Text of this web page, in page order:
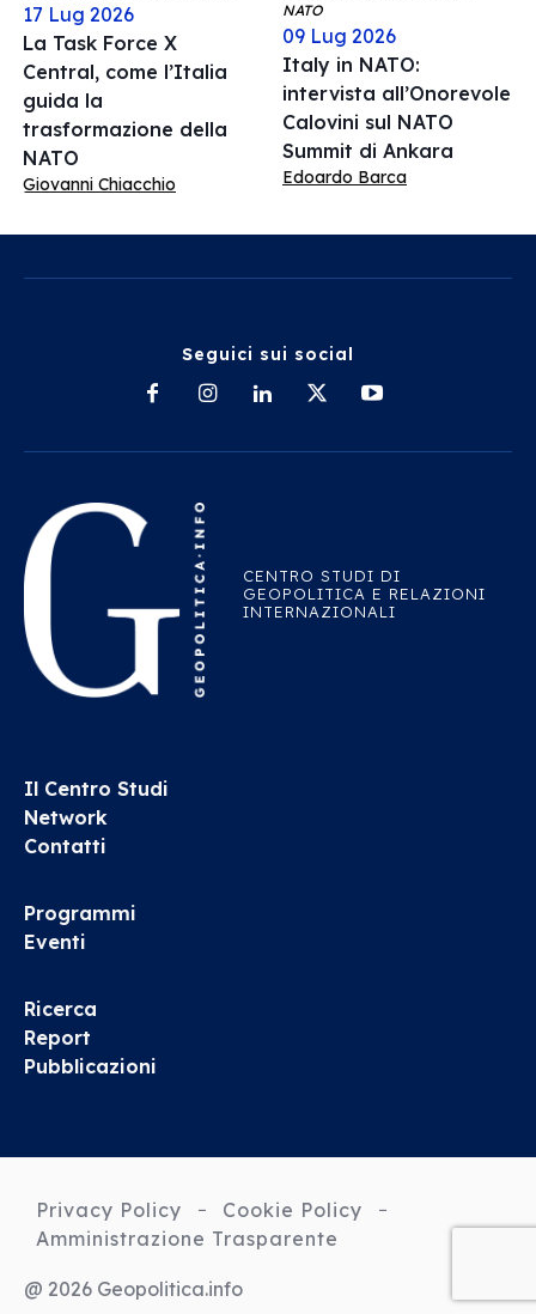
17 Lug 2026
La Task Force X
Central, come l’Italia
guida la
trasformazione della
NATO
Giovanni Chiacchio
NATO
09 Lug 2026
Italy in NATO:
intervista all’Onorevole
Calovini sul NATO
Summit di Ankara
Edoardo Barca
Seguici sui social
CENTRO STUDI DI
GEOPOLITICA E RELAZIONI
INTERNAZIONALI
Il Centro Studi
Network
Contatti
Programmi
Eventi
Ricerca
Report
Pubblicazioni
Privacy Policy
Cookie Policy
Amministrazione Trasparente
@ 2026 Geopolitica.info